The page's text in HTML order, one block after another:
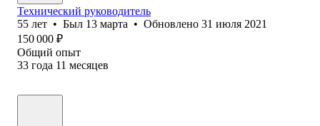
Технический руководитель
55 лет • Был 13 марта • Обновлено 31 июля 2021
150 000 ₽
Общий опыт
33 года 11 месяцев